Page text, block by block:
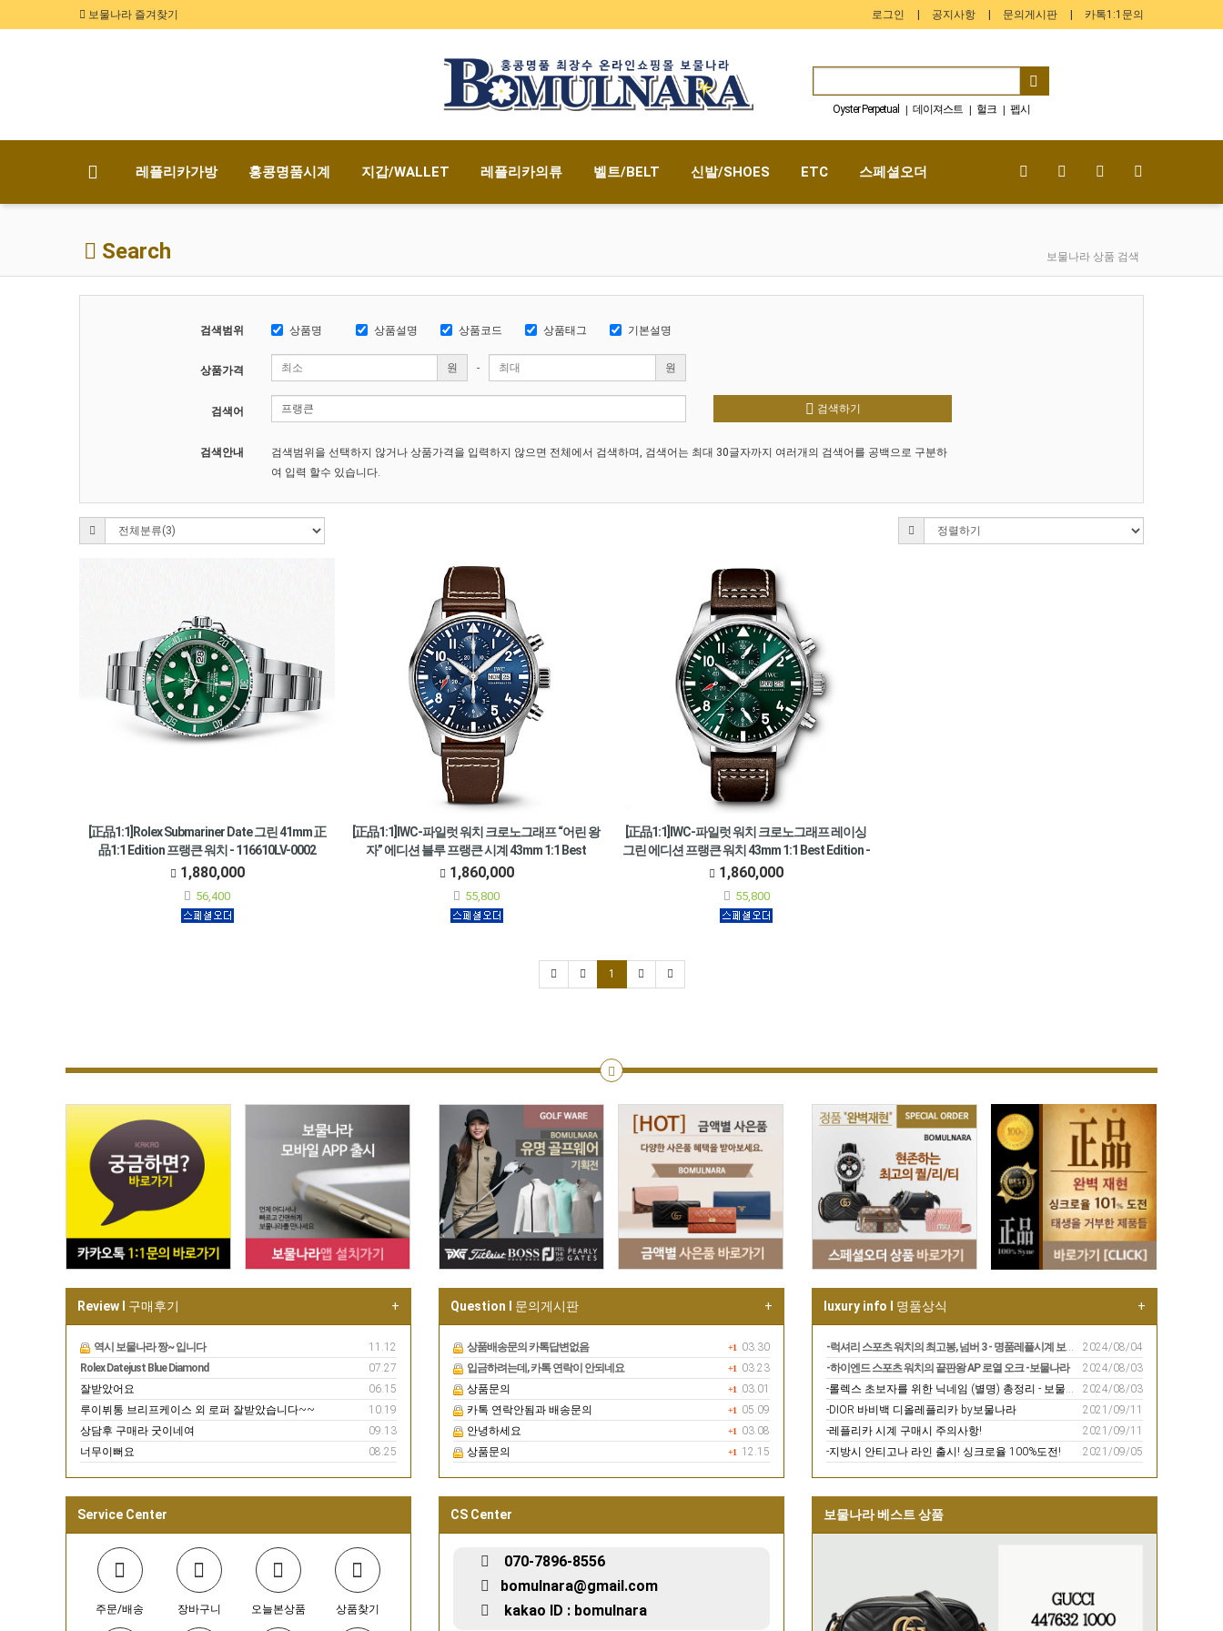
보물나라 즐겨찾기 로그인 공지사항 문의게시판 카톡1:1문의
Oyster Perpetual | 데이져스트 | 헐크 | 펩시
레플리카가방 홍콩명품시계 지갑/WALLET 레플리카의류 벨트/BELT 신발/SHOES ETC 스페셜오더
Search 보물나라 상품 검색
검색범위 상품명 상품설명 상품코드 상품태그 기본설명
상품가격 원 - 원
검색어 검색하기
검색안내
검색범위을 선택하지 않거나 상품가격을 입력하지 않으면 전체에서 검색하며, 검색어는 최대 30글자까지 여러개의 검색어를 공백으로 구분하
여 입력 할수 있습니다.
[正品1:1]Rolex Submariner Date 그린 41mm 正
品1:1 Edition 프랭큰 워치 - 116610LV-0002
•시간, 분, 초, 날짜 창 / 세라믹 베젤 / 사파이어 크리스탈 /
파워리저브 / 正品1:1 Edition
1,880,000
56,400
[正品1:1]IWC-파일럿 워치 크로노그래프 “어린 왕
자” 에디션 블루 프랭큰 시계 43mm 1:1 Best
Edition - IW377714
이어 크리스탈 / 솔리드 / 스테인레스 스틸 케이스 / 미국산
카프스킨 가죽 스트랩 / 5기압 생활방수 / 약 44시간 파워
1,860,000
55,800
[正品1:1]IWC-파일럿 워치 크로노그래프 레이싱
그린 에디션 프랭큰 워치 43mm 1:1 Best Edition -
IW377726
이어 크리스탈 / 솔리드 / 스테인레스 스틸 케이스 / 미국산
카프스킨 가죽 스트랩 / 5기압 생활방수 / 약 44시간 파워
1,860,000
55,800
1
+
Review I 구매후기
11.12
역시 보물나라 짱~ 입니다
07.27
Rolex Datejust Blue Diamond
06.15
잘받았어요
10.19
루이뷔통 브리프케이스 외 로퍼 잘받았습니다~~
09.13
상담후 구매라 굿이네여
08.25
너무이뻐요
+
Question I 문의게시판
+1 03.30
상품배송문의 카톡답변없음
+1 03.23
입금하려는데, 카톡 연락이 안되네요
+1 03.01
상품문의
+1 05.09
카톡 연락안됨과 배송문의
+1 03.08
안녕하세요
+1 12.15
상품문의
+
luxury info I 명품상식
2024/08/04
-럭셔리 스포츠 워치의 최고봉, 넘버 3 - 명품레플시계 보물나라
2024/08/03
-하이엔드 스포츠 워치의 끝판왕 AP 로열 오크 -보물나라
2024/08/03
-롤렉스 초보자를 위한 닉네임 (별명) 총정리 - 보물나라
2021/09/11
-DIOR 바비백 디올레플리카 by보물나라
2021/09/11
-레플리카 시계 구매시 주의사항!
2021/09/05
-지방시 안티고나 라인 출시! 싱크로율 100%도전!
Service Center
주문/배송 장바구니 오늘본상품 상품찾기
CS Center
070-7896-8556
bomulnara@gmail.com
kakao ID : bomulnara
보물나라 베스트 상품